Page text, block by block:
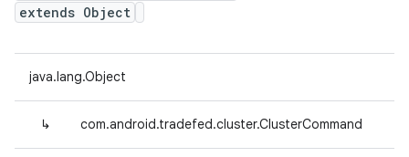
extends Object
java.lang.Object
↳ com.android.tradefed.cluster.ClusterCommand